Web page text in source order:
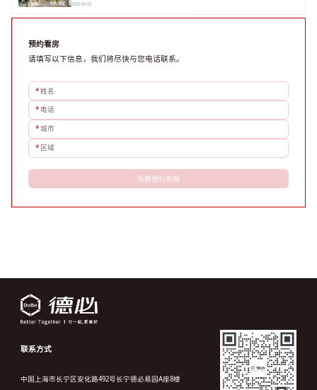
新活力强，前海具政策优势。除传统写字楼外，创意产业园注重生态与社群，适合文创、科技类企业。
款。选址是综合性战略决策，旨在让办公
2026-08-03
预约看房
请填写以下信息，我们将尽快与您电话联系。
*姓名
* 电话
*城市
* 区域
免费预约参观
联系方式
中国上海市长宁区安化路492号长宁德必易园A座8楼